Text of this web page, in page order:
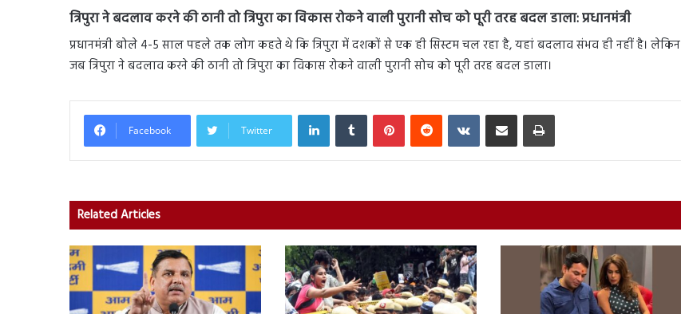
त्रिपुरा ने बदलाव करने की ठानी तो त्रिपुरा का विकास रोकने वाली पुरानी सोच को पूरी तरह बदल डाला: प्रधानमंत्री
प्रधानमंत्री बोले 4-5 साल पहले तक लोग कहते थे कि त्रिपुरा में दशकों से एक ही सिस्टम चल रहा है, यहां बदलाव संभव ही नहीं है। लेकिन
जब त्रिपुरा ने बदलाव करने की ठानी तो त्रिपुरा का विकास रोकने वाली पुरानी सोच को पूरी तरह बदल डाला।
Facebook Twitter
LinkedInTumblr PinterestReddit VKontakteShare via Email Print
Related Articles